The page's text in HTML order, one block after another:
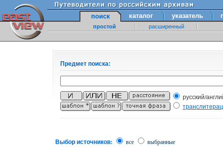
поиск каталог указатель
простой расширенный
Предмет поиска:
русский/
Выбор источников: все выбранные